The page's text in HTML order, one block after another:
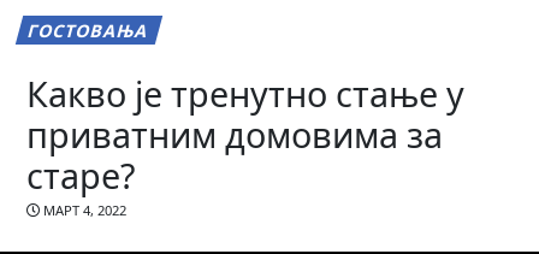
ГОСТОВАЊА
Какво је тренутно стање у
приватним домовима за
старе?
МАРТ 4, 2022